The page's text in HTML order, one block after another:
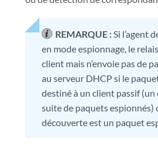
REMARQUE :Si l’agent
en mode espionnage, le
client mais n’envoie pas de
au serveur DHCP si le
destiné à un client passif (un
suite de paquets espionnés)
découverte est un paquet